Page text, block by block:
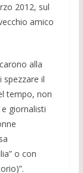
2012, sul
amico
alla
il
tempo, non
giornalisti
o con